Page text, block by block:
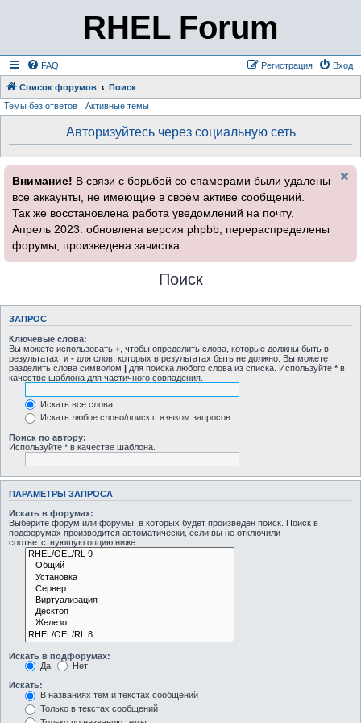
RHEL Forum
FAQ Вход
Регистрация
Список форумов
Поиск
Темы без ответов
Активные темы
Авторизуйтесь через социальную сеть
Внимание! В связи с борьбой со спамерами были удалены
все аккаунты, не имеющие в своём активе сообщений.
Так же восстановлена работа уведомлений на почту.
Апрель 2023: обновлена версия phpbb, перераспределены
форумы, произведена зачистка.
Поиск
ЗАПРОС
Ключевые слова:
Вы можете использовать + , чтобы определить слова, которые должны быть в
результатах, и - для слов, которых в результатах быть не должно. Вы можете
разделить слова символом | для поиска любого слова из списка. Используйте * в
качестве шаблона для частичного совпадения.
Искать все слова
Искать любое слово/поиск с языком запросов
Поиск по автору:
Используйте * в качестве шаблона.
ПАРАМЕТРЫ ЗАПРОСА
Искать в форумах:
Выберите форум или форумы, в которых будет произведён поиск. Поиск в
подфорумах производится автоматически, если вы не отключили
соответствующую опцию ниже.
Искать в подфорумах:
Да
Нет
Искать:
В названиях тем и текстах сообщений
Только в текстах сообщений